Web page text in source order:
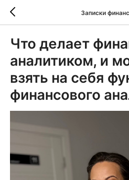
Записки
Что делает
аналитиком, и
взять на себя
финансового